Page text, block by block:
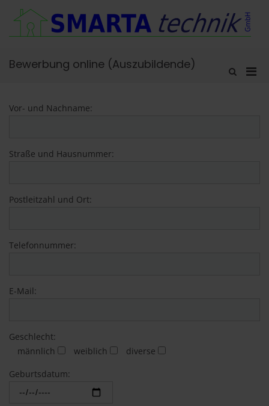
Inhalt
springen
Such-
Bewerbung online (Auszubildende)
Vor- und Nachname:
Straße und Hausnummer:
Postleitzahl und Ort:
Telefonnummer:
E-Mail:
Geschlecht:
männlich
weiblich
diverse
Geburtsdatum: